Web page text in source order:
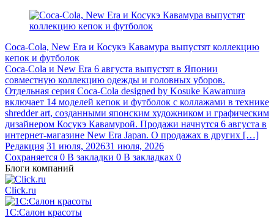
Coca-Cola, New Era и Косукэ Кавамура выпустят коллекцию
кепок и футболок
Coca-Cola и New Era 6 августа выпустят в Японии
совместную коллекцию одежды и головных уборов.
Отдельная серия Coca-Cola designed by Kosuke Kawamura
включает 14 моделей кепок и футболок с коллажами в технике
shredder art, созданными японским художником и графическим
дизайнером Косукэ Кавамурой. Продажи начнутся 6 августа в
интернет-магазине New Era Japan. О продажах в других […]
Редакция 31 июля, 202631 июля, 2026
Сохраняется 0 В закладки 0 В закладках 0
Блоги компаний
Click.ru
1С:Салон красоты